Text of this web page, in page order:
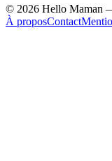
© 2026 Hello Maman
À proposContact